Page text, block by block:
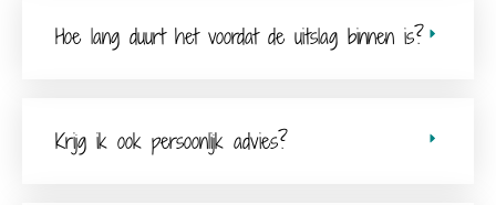
Hoe lang duurt het voordat de uitslag binnen is?
Krijg ik ook persoonlijk advies?